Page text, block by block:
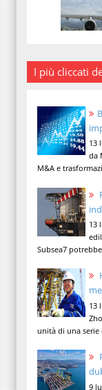
I più cliccati
13
da
M&A e
13
Subsea7
13
unità di una serie
9